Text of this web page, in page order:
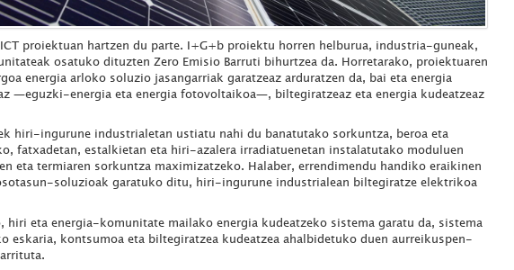
proiektuan hartzen du parte. I+G+b proiektu horren helburua, industria-guneak,
osatuko dituzten Zero Emisio Barruti bihurtzea da. Horretarako, proiektuaren
energia arloko soluzio jasangarriak garatzeaz arduratzen da, bai eta energia
—eguzki-energia eta energia fotovoltaikoa—, biltegiratzeaz eta energia kudeatzeaz
hiri-ingurune industrialetan ustiatu nahi du banatutako sorkuntza, beroa eta
fatxadetan, estalkietan eta hiri-azalera irradiatuenetan instalatutako moduluen
eta termiaren sorkuntza maximizatzeko. Halaber, errendimendu handiko eraikinen
soluzioak garatuko ditu, hiri-ingurune industrialean biltegiratze elektrikoa
hiri eta energia-komunitate mailako energia kudeatzeko sistema garatu da, sistema
eskaria, kontsumoa eta biltegiratzea kudeatzea ahalbidetuko duen aurreikuspen-